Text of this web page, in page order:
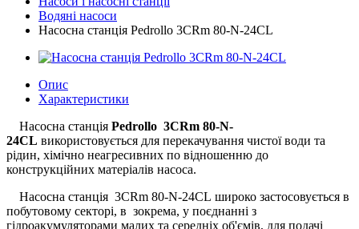
Водяні насоси
Насосна станція Pedrollo 3CRm 80-N-24CL
Опис
Характеристики
Насосна станція Pedrollo 3CRm 80-N-
24CL використовується для перекачування чистої води та
рідин, хімічно неагресивних по відношенню до
конструкційних матеріалів насоса.
Насосна станція 3CRm 80-N-24CL широко застосовується в
побутовому секторі, в зокрема, у поєднанні з
гідроакумуляторами малих та середніх об'ємів, для подачі